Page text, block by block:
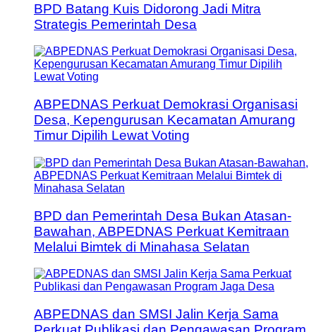
BPD Batang Kuis Didorong Jadi Mitra
Strategis Pemerintah Desa
ABPEDNAS Perkuat Demokrasi Organisasi
Desa, Kepengurusan Kecamatan Amurang
Timur Dipilih Lewat Voting
BPD dan Pemerintah Desa Bukan Atasan-
Bawahan, ABPEDNAS Perkuat Kemitraan
Melalui Bimtek di Minahasa Selatan
ABPEDNAS dan SMSI Jalin Kerja Sama